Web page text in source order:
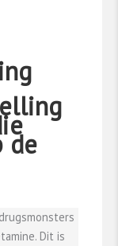
de
Dit is